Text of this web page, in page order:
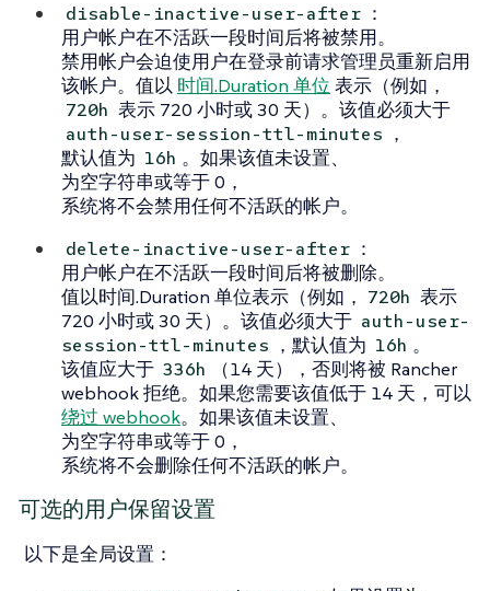
disable-inactive-user-after ：
用户帐户在不活跃一段时间后将被禁用。
禁用帐户会迫使用户在登录前请求管理员重新启用
该帐户。值以 时间.Duration 单位表示（例如，
720h 表示 720 小时或 30 天）。该值必须大于
auth-user-session-ttl-minutes ，
默认值为 16h 。如果该值未设置、
为空字符串或等于 0，
系统将不会禁用任何不活跃的帐户。
delete-inactive-user-after ：
用户帐户在不活跃一段时间后将被删除。
值以时间.Duration 单位表示（例如， 720h 表示
720 小时或 30 天）。该值必须大于 auth-user-
session-ttl-minutes ，默认值为 16h 。
该值应大于 336h
（14 天），否则将被 Rancher
webhook 拒绝。如果您需要该值低于 14 天，可以
绕过 webhook。如果该值未设置、
为空字符串或等于 0，
系统将不会删除任何不活跃的帐户。
可选的用户保留设置
以下是全局设置：